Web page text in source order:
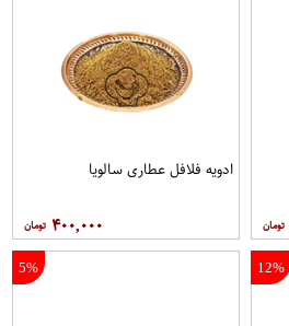
ادویه فلافل عطاری سالویا
۴۰۰,۰۰۰
12%
5%